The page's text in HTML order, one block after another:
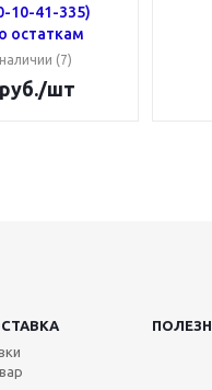
10-41-335)
остаткам
(7)
руб./шт